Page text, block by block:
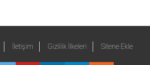
İletişim Gizlilik İlkeleri Sitene Ekle